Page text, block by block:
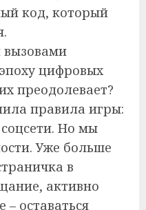
код, который
цифровых
преодолевает?
правила игры:
Но мы
Уже больше
в
активно
– оставаться